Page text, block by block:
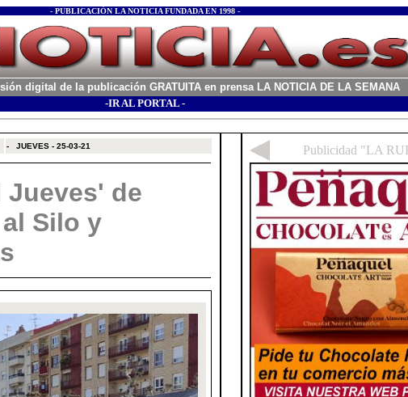
- PUBLICACIÓN LA NOTICIA FUNDADA EN 1998 -
digital de la publicación GRATUITA en prensa LA NOTICIA DE LA SEMANA
-IR AL PORTAL -
- JUEVES - 25-03-21
Jueves' de
Silo y